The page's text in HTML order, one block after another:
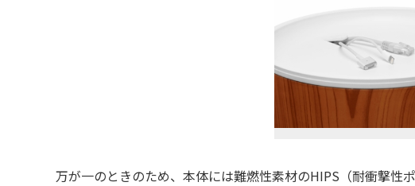
万が一のときのため、本体には難燃性素材のHIPS（耐衝撃性